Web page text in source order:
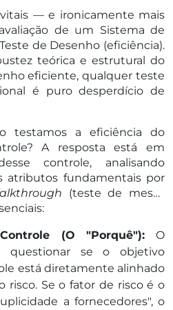
— e ironicamente mais
de um Sistema de
de Desenho (eficiência).
teórica e estrutural do
eficiente, qualquer teste
é puro desperdício de
testamos a eficiência do
A resposta está em
controle, analisando
atributos fundamentais por
(teste de mesa).
(O "Porquê"): O
questionar se o objetivo
está diretamente alinhado
risco. Se o fator de risco é o
a fornecedores", o